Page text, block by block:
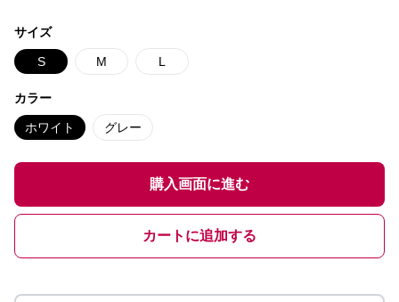
サイズ
S M L
カラー
ホワイト グレー
購入画面に進む
カートに追加する